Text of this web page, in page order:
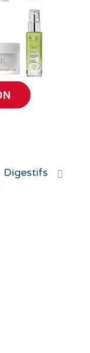
Digestifs